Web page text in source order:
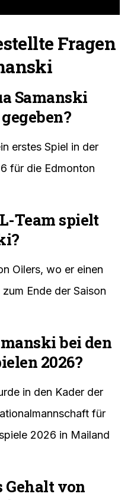
Fragen
Samanski
erstes Spiel in der
für die Edmonton
Team spielt
Oilers, wo er einen
Ende der Saison
bei den
2026?
in den Kader der
für
2026 in Mailand
Gehalt von